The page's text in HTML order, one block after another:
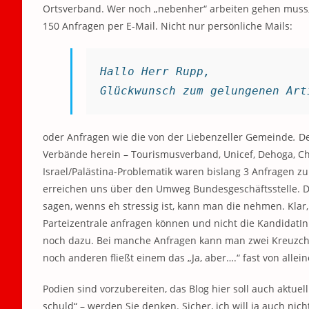
Ortsverband. Wer noch „nebenher“ arbeiten gehen
150 Anfragen per E-Mail. Nicht nur persönliche Mails:
Hallo Herr Rupp,
Glückwunsch zum gelungenen
oder Anfragen wie die von der Liebenzeller Gemeinde.
Verbände herein – Tourismusverband, Unicef, Dehoga,
Israel/Palästina-Problematik waren bislang 3 Anfragen
erreichen uns über den Umweg
sagen, wenns eh stressig ist, kann man die nehmen.
Parteizentrale anfragen können und nicht die
noch dazu. Bei manche Anfragen kann man zwei
noch anderen fließt einem das „Ja, aber….“ fast von
Podien sind vorzubereiten, das Blog hier soll auch
schuld“ – werden Sie denken. Sicher, ich will ja auch